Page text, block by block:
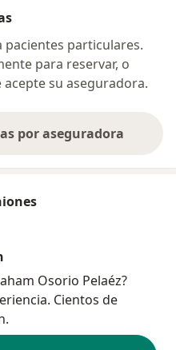
pacientes particulares.
para reservar, o
su aseguradora.
por aseguradora
Osorio Pelaéz?
Cientos de